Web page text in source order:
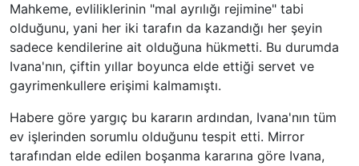
Mahkeme, evliliklerinin "mal ayrılığı rejimine" tabi
olduğunu, yani her iki tarafın da kazandığı her şeyin
sadece kendilerine ait olduğuna hükmetti. Bu durumda
Ivana'nın, çiftin yıllar boyunca elde ettiği servet ve
gayrimenkullere erişimi kalmamıştı.
Habere göre yargıç bu kararın ardından, Ivana'nın tüm
ev işlerinden sorumlu olduğunu tespit etti. Mirror
tarafından elde edilen boşanma kararına göre Ivana,